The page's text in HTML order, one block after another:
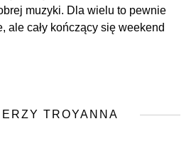
muzyki. Dla wielu to pewnie
ale cały kończący się weekend
TROYANNA